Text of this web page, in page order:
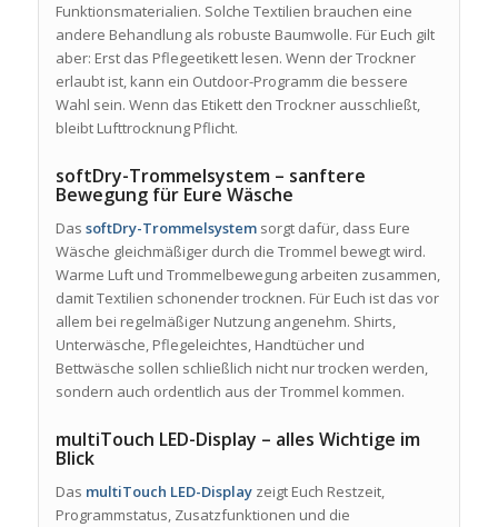
Funktionsmaterialien. Solche Textilien brauchen eine
andere Behandlung als robuste Baumwolle. Für Euch gilt
aber: Erst das Pflegeetikett lesen. Wenn der Trockner
erlaubt ist, kann ein Outdoor-Programm die bessere
Wahl sein. Wenn das Etikett den Trockner ausschließt,
bleibt Lufttrocknung Pflicht.
softDry-Trommelsystem – sanftere
Bewegung für Eure Wäsche
Das softDry-Trommelsystemsorgt dafür, dass Eure
Wäsche gleichmäßiger durch die Trommel bewegt wird.
Warme Luft und Trommelbewegung arbeiten zusammen,
damit Textilien schonender trocknen. Für Euch ist das vor
allem bei regelmäßiger Nutzung angenehm. Shirts,
Unterwäsche, Pflegeleichtes, Handtücher und
Bettwäsche sollen schließlich nicht nur trocken werden,
sondern auch ordentlich aus der Trommel kommen.
multiTouch LED-Display – alles Wichtige im
Blick
Das multiTouch LED-Displayzeigt Euch Restzeit,
Programmstatus, Zusatzfunktionen und die